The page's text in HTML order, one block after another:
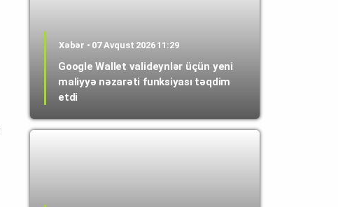
Xəbər • 07 Avqust 2026 11:29
Google Wallet valideynlər üçün yeni
maliyyə nəzarəti funksiyası təqdim
etdi